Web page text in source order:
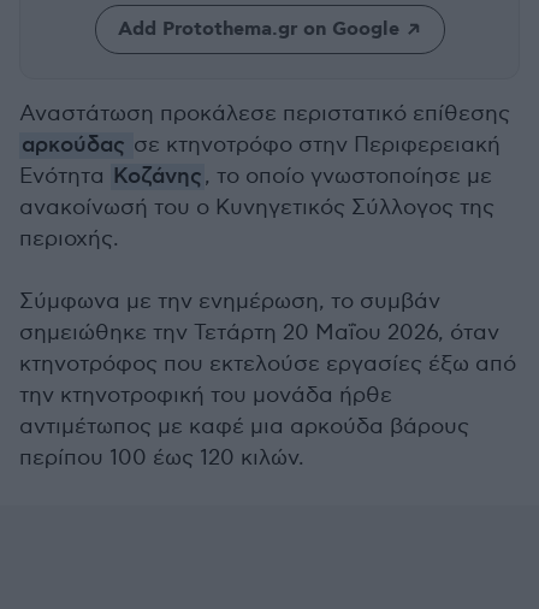
Add Protothema.gr on Google
Αναστάτωση προκάλεσε περιστατικό επίθεσης
αρκούδας σε κτηνοτρόφο στην Περιφερειακή
Ενότητα Κοζάνης, το οποίο γνωστοποίησε με
ανακοίνωσή του ο Κυνηγετικός Σύλλογος της
περιοχής.
Σύμφωνα με την ενημέρωση, το συμβάν
σημειώθηκε την Τετάρτη 20 Μαΐου 2026, όταν
κτηνοτρόφος που εκτελούσε εργασίες έξω από
την κτηνοτροφική του μονάδα ήρθε
αντιμέτωπος με καφέ μια αρκούδα βάρους
περίπου 100 έως 120 κιλών.